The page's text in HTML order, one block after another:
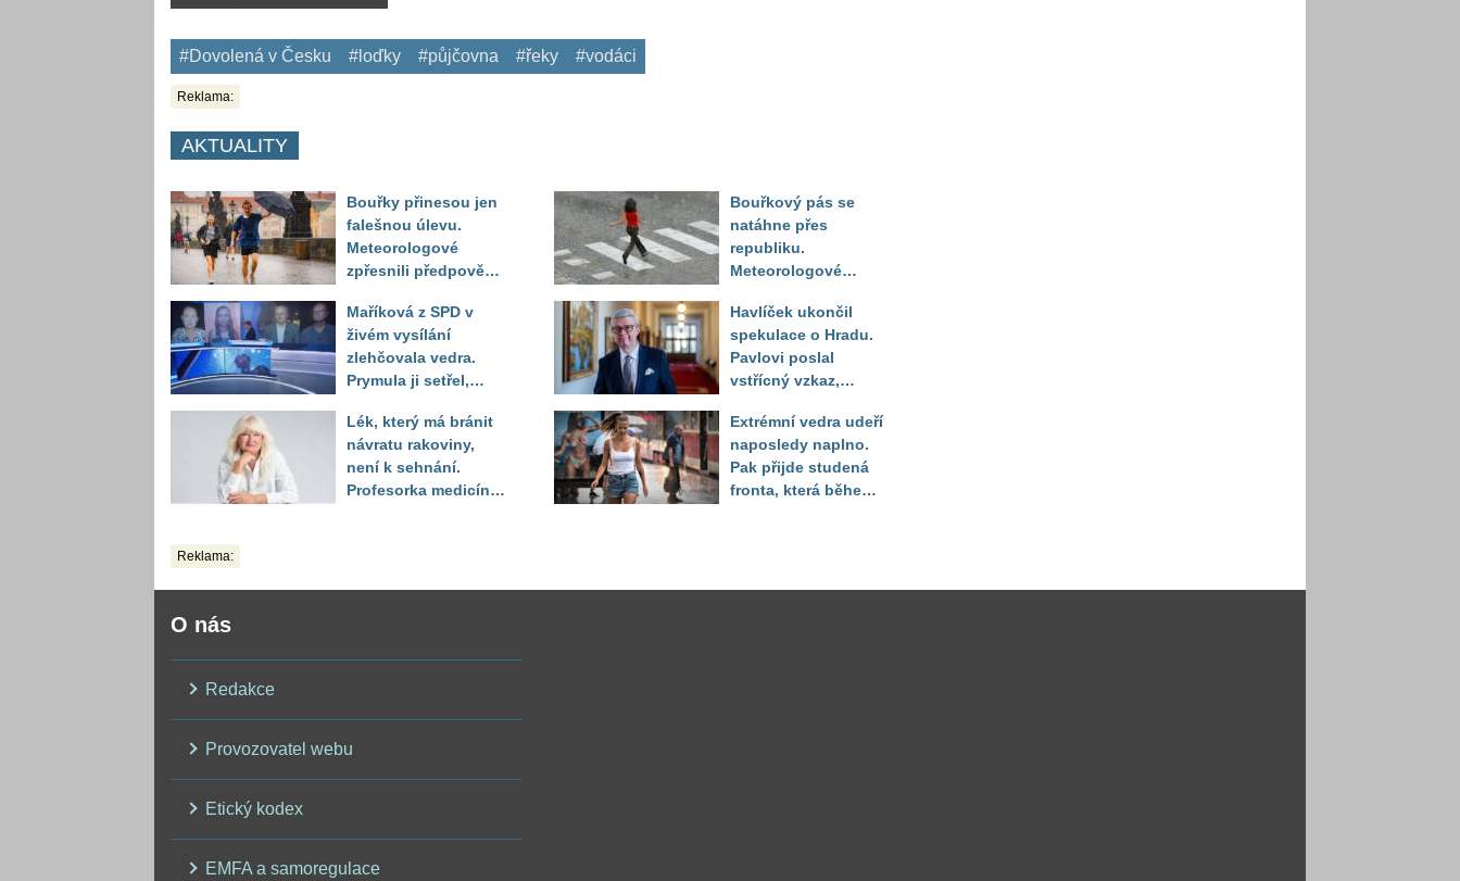
#Dovolená v Česku #loďky #půjčovna #řeky #vodáci
Reklama:
AKTUALITY
Bouřky přinesou jen
falešnou úlevu.
Meteorologové
zpřesnili předpověď
horkého počasí
Maříková z SPD v
živém vysílání
zlehčovala vedra.
Prymula ji setřel,
číslo
Lék, který má bránit
návratu rakoviny,
není k sehnání.
Profesorka medicíny
Bouřkový pás se
natáhne přes
republiku.
Meteorologové
výstrahou, kde hrozí
kroupy a prudký vítr
Havlíček ukončil
spekulace o Hradu.
Pavlovi poslal
vstřícný vzkaz,
setřel
Extrémní vedra udeří
naposledy naplno.
Pak přijde studená
fronta, která během
Reklama:
O nás
Redakce
Provozovatel webu
Etický kodex
EMFA a samoregulace